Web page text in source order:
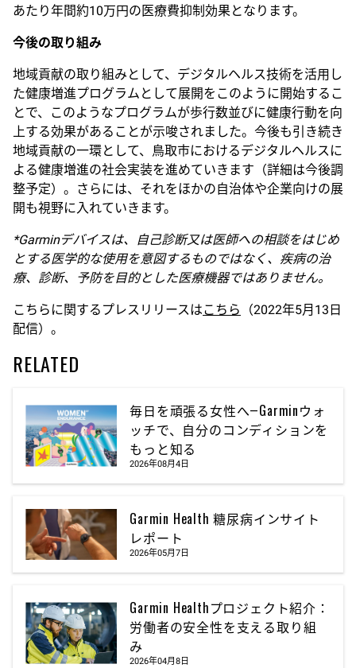
あたり年間約10万円の医療費抑制効果となります。
今後の取り組み
地域貢献の取り組みとして、デジタルヘルス技術を活用し
た健康増進プログラムとして展開をこのように開始するこ
とで、このようなプログラムが歩行数並びに健康行動を向
上する効果があることが示唆されました。今後も引き続き
地域貢献の一環として、鳥取市におけるデジタルヘルスに
よる健康増進の社会実装を進めていきます（詳細は今後調
整予定）。さらには、それをほかの自治体や企業向けの展
開も視野に入れていきます。
*Garminデバイスは、自己診断又は医師への相談をはじめ
とする医学的な使用を意図するものではなく、疾病の治
療、診断、予防を目的とした医療機器ではありません。
こちらに関するプレスリリースはこちら
（2022年5月13日
配信）。
RELATED
毎日を頑張る女性へ―Garminウォ
ッチで、自分のコンディションを
もっと知る
2026年08月4日
Garmin Health 糖尿病インサイト
レポート
2026年05月7日
Garmin Healthプロジェクト紹介：
労働者の安全性を支える取り組
み
2026年04月8日